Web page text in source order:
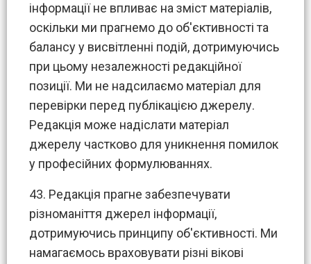
інформації не впливає на зміст матеріалів,
оскільки ми прагнемо до об'єктивності та
балансу у висвітленні подій, дотримуючись
при цьому незалежності редакційної
позиції. Ми не надсилаємо матеріал для
перевірки перед публікацією джерелу.
Редакція може надіслати матеріал
джерелу частково для уникнення помилок
у професійних формулюваннях.
43. Редакція прагне забезпечувати
різноманіття джерел інформації,
дотримуючись принципу об'єктивності. Ми
намагаємось враховувати різні вікові